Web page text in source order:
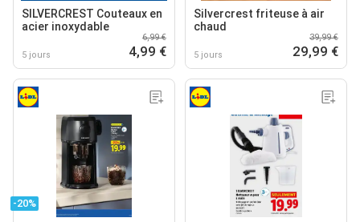
SILVERCREST Couteaux en
acier inoxydable
5 jours
6,99 €
4,99 €
Silvercrest friteuse à air
chaud
5 jours
39,99 €
29,99 €
-20%